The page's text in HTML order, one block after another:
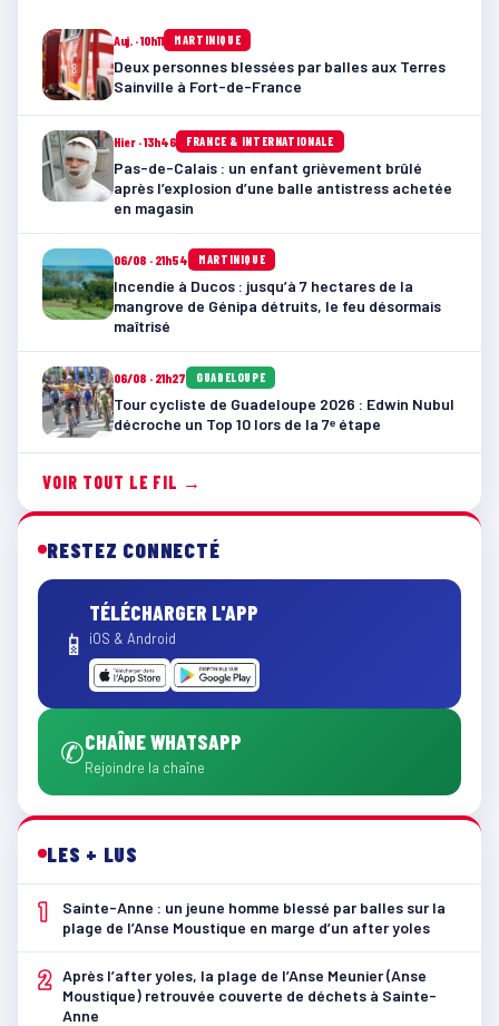
Auj. · 10h11 MARTINIQUE
Deux personnes blessées par balles aux Terres
Sainville à Fort-de-France
Hier · 13h46 FRANCE & INTERNATIONALE
Pas-de-Calais : un enfant grièvement brûlé
après l’explosion d’une balle antistress achetée
en magasin
06/08 · 21h54 MARTINIQUE
Incendie à Ducos : jusqu’à 7 hectares de la
mangrove de Génipa détruits, le feu désormais
maîtrisé
06/08 · 21h27 GUADELOUPE
Tour cycliste de Guadeloupe 2026 : Edwin Nubul
décroche un Top 10 lors de la 7ᵉ étape
VOIR TOUT LE FIL →
RESTEZ CONNECTÉ
📱
TÉLÉCHARGER L'APP
iOS & Android
✆CHAÎNE WHATSAPP
Rejoindre la chaîne
LES + LUS
1
Sainte-Anne : un jeune homme blessé par balles sur la
plage de l’Anse Moustique en marge d’un after yoles
2 Après l’after yoles, la plage de l’Anse Meunier (Anse
Moustique) retrouvée couverte de déchets à Sainte-
Anne